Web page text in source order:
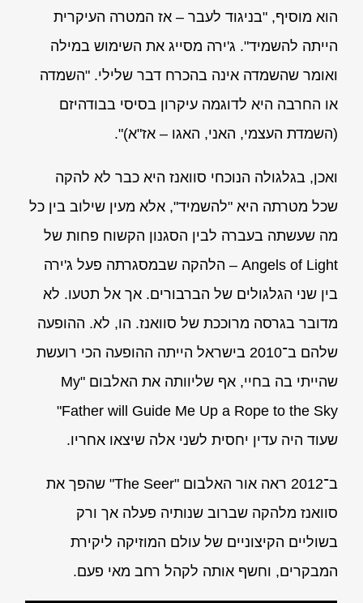
הוא מוסיף, "בניגוד לעבר – אז המטרה העיקרית
הייתה להשמיד". ג'ירה מסייג את השימוש במילה
ואומר שהשמדה אינה בהכרח דבר שלילי. "השמדה
או החרבה היא לדוגמה עיקרון בסיסי בבודהיזם
(השמדת העצמי, האני, האגו – אז"א)".
ואכן, בגלגולה הנוכחי סוואנז היא כבר לא להקה
שכל מטרתה היא "להשמיד", אלא מעין שילוב בין כל
מה שעשתה בעברה לבין הסגנון הקשוח פחות של
Angels of Light – הלהקה שבמסגרתה פעל ג'ירה
בין שני הגלגולים של הברבורים. אך אל תטעו. לא
מדובר בגרסה מרוככת של סוואנז. הו, לא. ההופעה
שלהם ב־2010 בישראל הייתה ההופעה הכי רועשת
שהייתי בה בחיי, אף שליוותה את האלבום "My
Father will Guide Me Up a Rope to the Sky"
שעוד היה עדין יחסית לשני אלה שיצאו אחריו.
ב־2012 ראה אור האלבום "The Seer" שהפך את
סוואנז מלהקה שברוב שנותיה פעלה אך ורק
בשוליים הקיצוניים של עולם המוזיקה ליקירת
המבקרים, וחשף אותה לקהל רחב מאי פעם.